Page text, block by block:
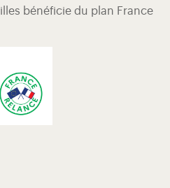
bénéficie du plan France